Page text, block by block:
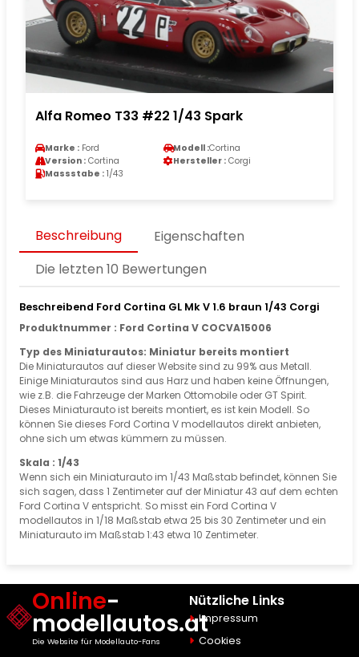
Alfa Romeo T33 #22 1/43 Spark
Marke : Ford Modell :Cortina
Version : Cortina Hersteller : Corgi
Massstabe : 1/43
Beschreibung
Eigenschaften
Die letzten 10 Bewertungen
Beschreibend Ford Cortina GL Mk V 1.6 braun 1/43 Corgi
Produktnummer : Ford Cortina V COCVA15006
Typ des Miniaturautos: Miniatur bereits montiert
Die Miniaturautos auf dieser Website sind zu 99% aus Metall.
Einige Miniaturautos sind aus Harz und haben keine Öffnungen,
wie z.B. die Fahrzeuge der Marken Ottomobile oder GT Spirit.
Dieses Miniaturauto ist bereits montiert, es ist kein Modell. So
können Sie dieses Ford Cortina V modellautos direkt anbieten,
ohne sich um etwas kümmern zu müssen.
Skala : 1/43
Wenn sich ein Miniaturauto im 1/43 Maßstab befindet, können Sie
sich sagen, dass 1 Zentimeter auf der Miniatur 43 auf dem echten
Ford Cortina V entspricht. So misst ein Ford Cortina V
modellautos in 1/18 Maßstab etwa 25 bis 30 Zentimeter und ein
Miniaturauto im Maßstab 1:43 etwa 10 Zentimeter.
Online-
modellautos.at
Die Website für Modellauto-Fans
Nützliche Links
Impressum
Cookies